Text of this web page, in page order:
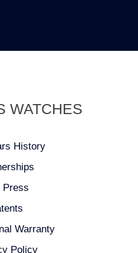
WATCHES
History
Press
Warranty
Policy